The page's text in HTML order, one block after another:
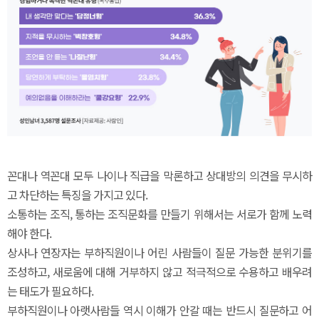
꼰대나 역꼰대 모두 나이나 직급을 막론하고 상대방의 의견을 무시하
고 차단하는 특징을 가지고 있다.
소통하는 조직, 통하는 조직문화를 만들기 위해서는 서로가 함께 노력
해야 한다.
상사나 연장자는 부하직원이나 어린 사람들이 질문 가능한 분위기를
조성하고, 새로움에 대해 거부하지 않고 적극적으로 수용하고 배우려
는 태도가 필요하다.
부하직원이나 아랫사람들 역시 이해가 안갈 때는 반드시 질문하고 어